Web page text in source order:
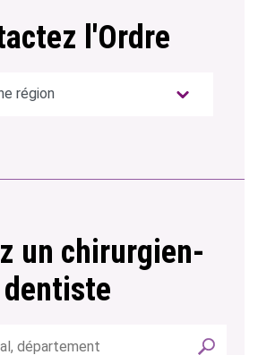
l'Ordre
un chirurgien-
dentiste